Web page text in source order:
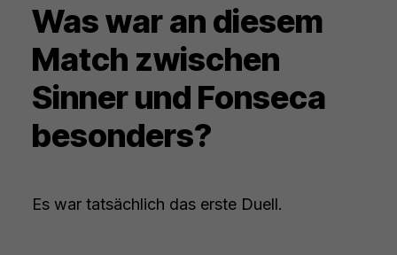
Was war an diesem
Match zwischen
Sinner und Fonseca
besonders?
Es war tatsächlich das erste Duell.